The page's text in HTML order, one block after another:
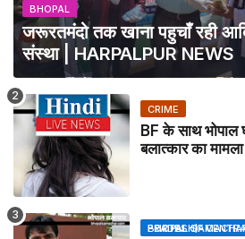
BHOPAL
जरूरतमंदो तक खाना पहुचाँ रही
संस्था | HARPALPUR NEWS
CRIME
BF के साथ
बलात्कार का
BHOPAL SAMACHAR | NO 1 HINDI NEWS PORTAL OF CENTRAL INDIA (MADHYA PRADESH)